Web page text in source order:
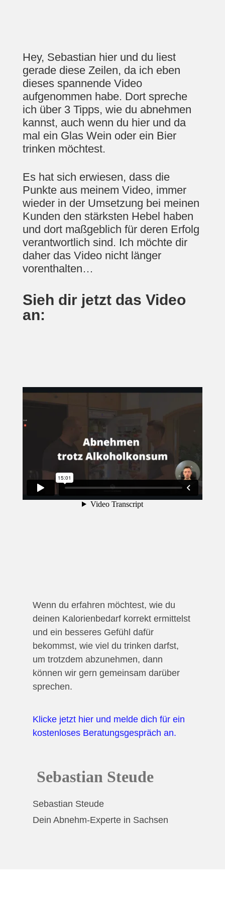
Hey, Sebastian hier und du liest
gerade diese Zeilen, da ich eben
dieses spannende Video
aufgenommen habe. Dort spreche
ich über 3 Tipps, wie du abnehmen
kannst, auch wenn du hier und da
mal ein Glas Wein oder ein Bier
trinken möchtest.
Es hat sich erwiesen, dass die
Punkte aus meinem Video, immer
wieder in der Umsetzung bei meinen
Kunden den stärksten Hebel haben
und dort maßgeblich für deren Erfolg
verantwortlich sind. Ich möchte dir
daher das Video nicht länger
vorenthalten…
Sieh dir jetzt das Video
an:
Wenn du erfahren möchtest, wie du
deinen Kalorienbedarf korrekt ermittelst
und ein besseres Gefühl dafür
bekommst, wie viel du trinken darfst,
um trotzdem abzunehmen, dann
können wir gern gemeinsam darüber
sprechen.
Klicke jetzt hier und melde dich für ein
kostenloses Beratungsgespräch an.
Sebastian Steude
Sebastian Steude
Dein Abnehm-Experte in Sachsen